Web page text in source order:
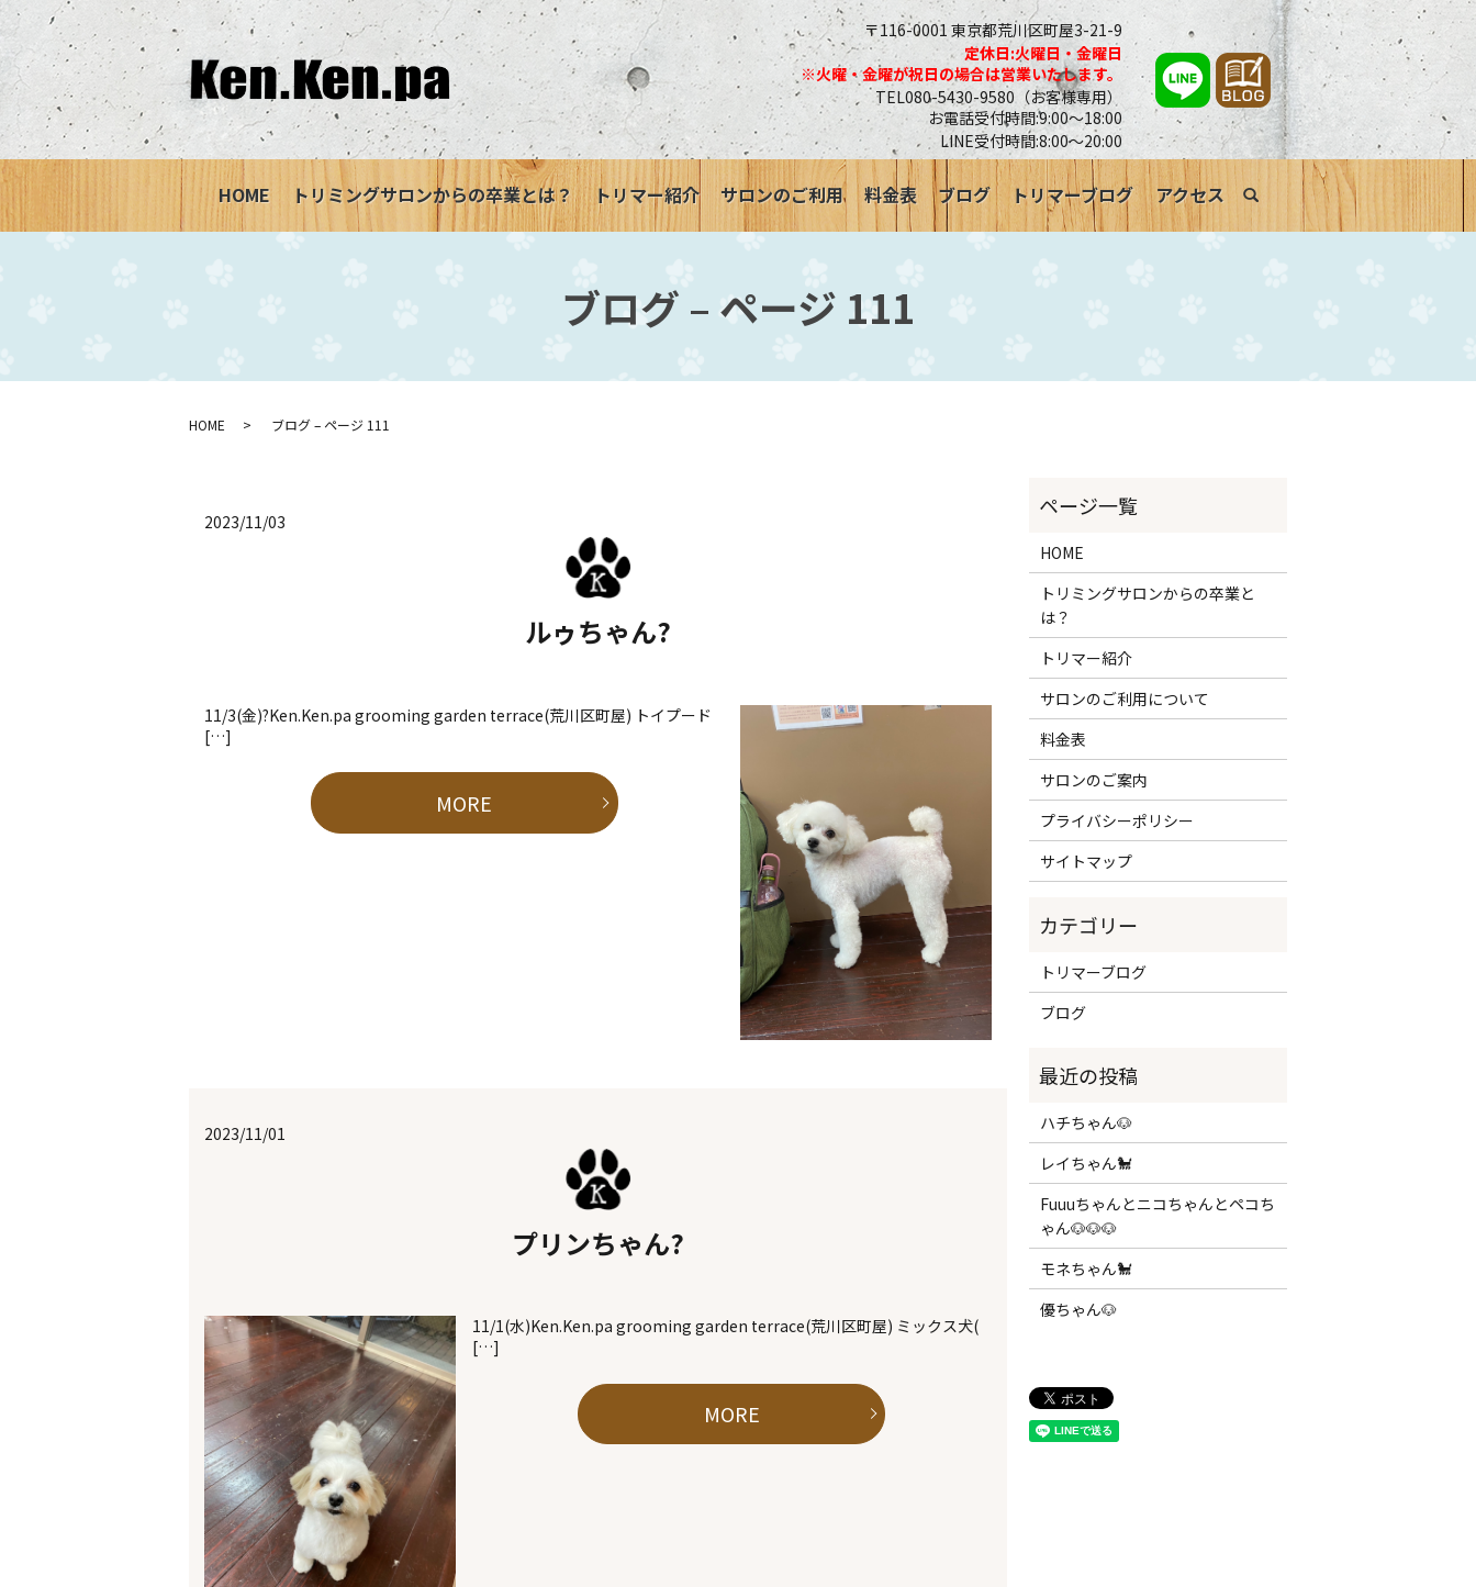
〒116-0001 東京都荒川区町屋3-21-9
定休日:火曜日・金曜日
※火曜・金曜が祝日の場合は営業いたします。
TEL080-5430-9580（お客様専用）
お電話受付時間:9:00～18:00
LINE受付時間:8:00～20:00
HOME トリミングサロンからの卒業とは？ トリマー紹介 サロンのご利用 料金表 ブログ トリマーブログ アクセス search
ブログ – ページ 111
HOME ブログ – ページ 111
2023/11/03
ルゥちゃん?
11/3(金)?Ken.Ken.pa grooming garden terrace(荒川区町屋) トイプード
[…]
MORE
2023/11/01
プリンちゃん?
11/1(水)Ken.Ken.pa grooming garden terrace(荒川区町屋) ミックス犬(
[…]
MORE
HOME
トリミングサロンからの卒業と
は？
トリマー紹介
サロンのご利用について
料金表
サロンのご案内
プライバシーポリシー
サイトマップ
トリマーブログ
ブログ
ハチちゃん🐶
レイちゃん🐩
Fuuuちゃんとニコちゃんとペコち
ゃん🐶🐶🐶
モネちゃん🐩
優ちゃん🐶